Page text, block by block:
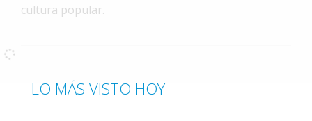
Fotos
Fúnebres
cultura popular.
LO MÁS VISTO HOY